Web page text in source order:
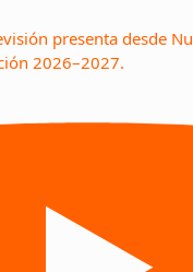
presenta desde
2026–2027.